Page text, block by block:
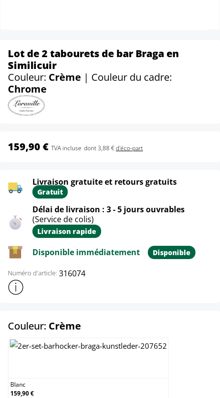
Lot de 2 tabourets de bar Braga en
Similicuir
Couleur: Crème | Couleur du cadre:
Chrome
159,90 € TVA incluse dont 3,88 €d'éco-part
Livraison gratuite et retours gratuits
Gratuit
Délai de livraison : 3 - 5 jours ouvrables
(Service de colis)
Livraison rapide
Disponible immédiatement Disponible
Numéro d'article: 316074
Afficher plus d'informations sur le produit
Couleur: Crème
Blanc
159,90 €